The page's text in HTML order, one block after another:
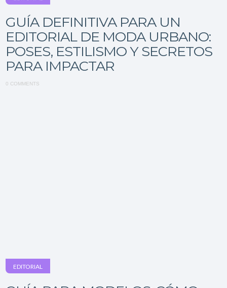
GUÍA DEFINITIVA PARA UN
EDITORIAL DE MODA URBANO:
POSES, ESTILISMO Y SECRETOS
PARA IMPACTAR
0 COMMENTS
EDITORIAL